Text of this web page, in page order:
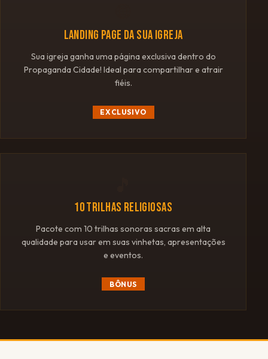
LANDING PAGE DA SUA IGREJA
Sua igreja ganha uma página exclusiva dentro do
Propaganda Cidade! Ideal para compartilhar e atrair
fiéis.
EXCLUSIVO
10 TRILHAS RELIGIOSAS
Pacote com 10 trilhas sonoras sacras em alta
qualidade para usar em suas vinhetas, apresentações
e eventos.
BÔNUS